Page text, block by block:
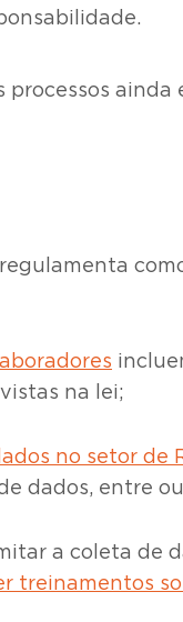
ainda
na lei;
no setor de
dados, entre
a coleta de
treinamentos